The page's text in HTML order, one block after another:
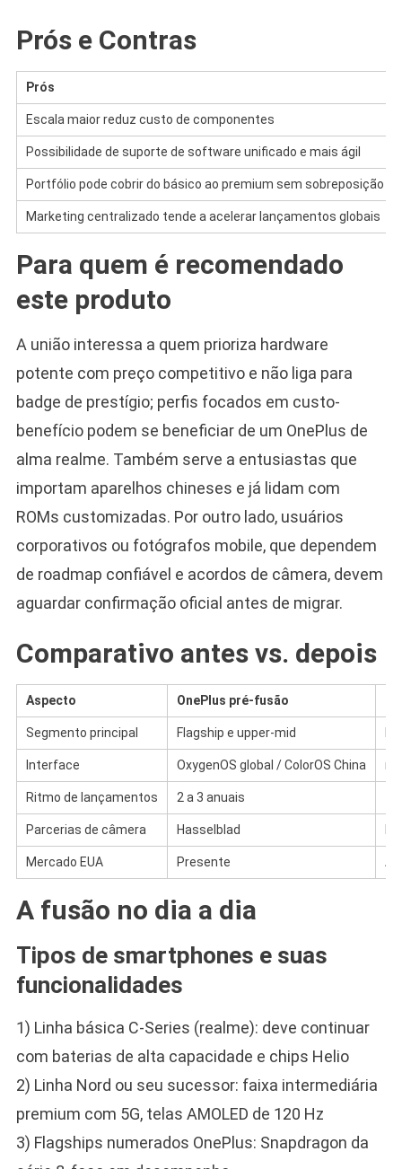
Prós e Contras
Prós
Escala maior reduz custo de componentes
Possibilidade de suporte de software unificado e mais ágil
Portfólio pode cobrir do básico ao premium sem sobreposição
Marketing centralizado tende a acelerar lançamentos globais
Para quem é recomendado
este produto
A união interessa a quem prioriza hardware
potente com preço competitivo e não liga para
badge de prestígio; perfis focados em custo-
benefício podem se beneficiar de um OnePlus de
alma realme. Também serve a entusiastas que
importam aparelhos chineses e já lidam com
ROMs customizadas. Por outro lado, usuários
corporativos ou fotógrafos mobile, que dependem
de roadmap confiável e acordos de câmera, devem
aguardar confirmação oficial antes de migrar.
Comparativo antes vs. depois
Aspecto OnePlus pré-fusão
Segmento principal Flagship e upper-mid
Interface OxygenOS global / ColorOS China
Ritmo de lançamentos 2 a 3 anuais
Parcerias de câmera Hasselblad
Mercado EUA Presente
A fusão no dia a dia
Tipos de smartphones e suas
funcionalidades
1) Linha básica C-Series (realme): deve continuar
com baterias de alta capacidade e chips Helio
2) Linha Nord ou seu sucessor: faixa intermediária
premium com 5G, telas AMOLED de 120 Hz
3) Flagships numerados OnePlus: Snapdragon da